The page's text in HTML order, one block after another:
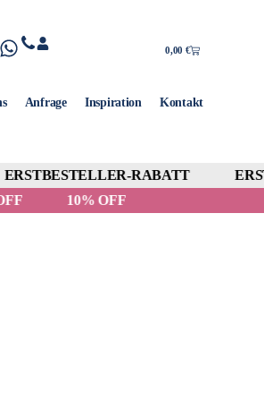
0,00 €
Anfrage Inspiration Kontakt
ERSTBESTELLER-RABATT
10% OFF